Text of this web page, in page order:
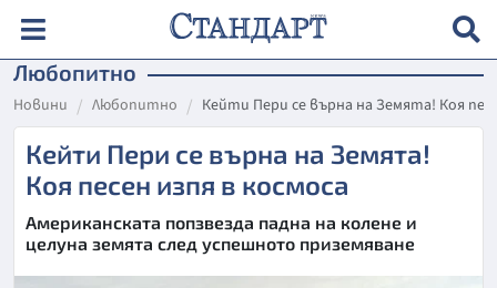
Любопитно
Новини Любопитно Кейти Пери се върна на Земята! Коя
Кейти Пери се върна на Земята!
Коя песен изпя в космоса
Американската попзвезда падна на колене и
целуна земята след успешното приземяване